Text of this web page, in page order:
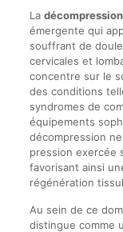
La
émergente qui
souffrant de
cervicales et
concentre sur le
des conditions
syndromes de
équipements
décompression
pression exercée
favorisant ainsi
régénération
Au sein de ce
distingue comme